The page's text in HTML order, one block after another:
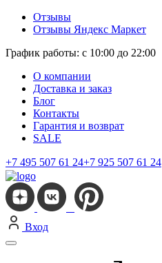
Отзывы
Отзывы Яндекс Маркет
График работы: с 10:00 до 22:00
О компании
Доставка и заказ
Блог
Контакты
Гарантия и возврат
SALE
+7 495 507 61 24+7 925 507 61 24
Вход